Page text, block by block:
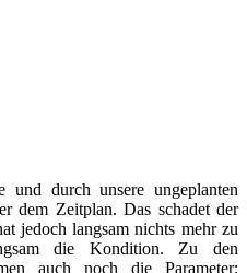
und durch unsere ungeplanten
dem Zeitplan. Das schadet der
jedoch langsam nichts mehr zu
die Kondition. Zu den
auch noch die Parameter: